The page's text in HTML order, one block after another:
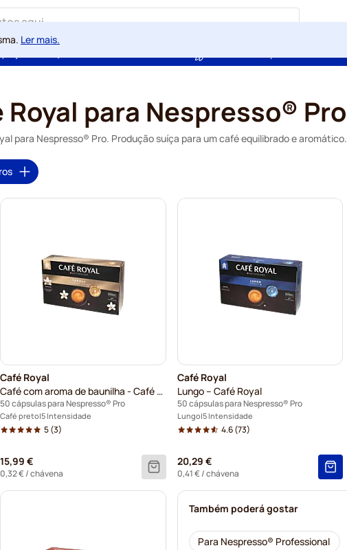
Ler mais.
para Nespresso® Pro
para Nespresso® Pro. Produção suíça para um café equilibrado e aromático.
Café Royal
Café com aroma de baunilha - Café Royal
50 cápsulas para Nespresso® Pro
Café preto 5 Intensidade
5(3)
15,99 €
0,32 €/ chávena
Café Royal
Lungo – Café Royal
50 cápsulas para Nespresso® Pro
Lungo 5 Intensidade
4.6(73)
20,29 €
0,41 €/ chávena
Também poderá gostar
Para Nespresso® Professional